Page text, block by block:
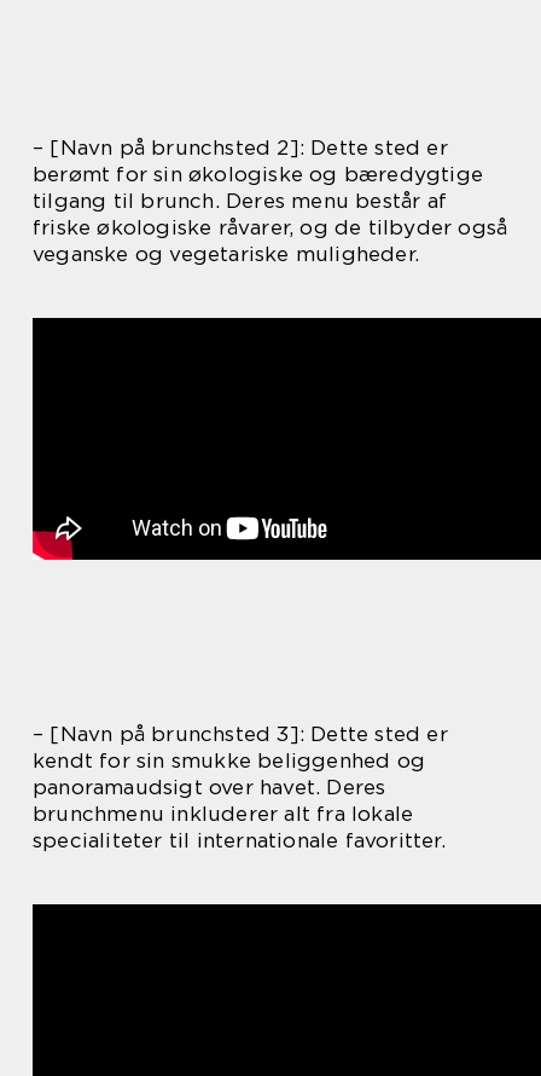
– [Navn på brunchsted 2]: Dette sted er
berømt for sin økologiske og bæredygtige
tilgang til brunch. Deres menu består af
friske økologiske råvarer, og de tilbyder også
veganske og vegetariske muligheder.
– [Navn på brunchsted 3]: Dette sted er
kendt for sin smukke beliggenhed og
panoramaudsigt over havet. Deres
brunchmenu inkluderer alt fra lokale
specialiteter til internationale favoritter.